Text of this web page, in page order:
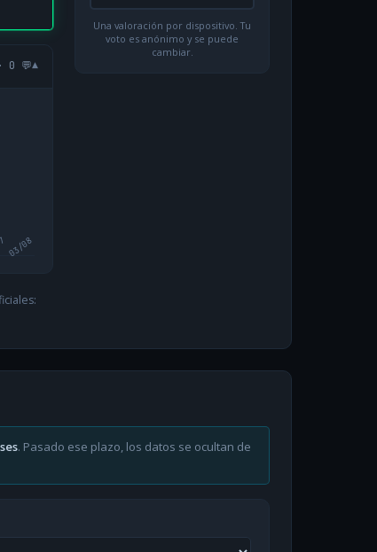
0 💬▾
03/08
Una valoración por dispositivo. Tu
voto es anónimo y se puede
cambiar.
. Pasado ese plazo, los datos se ocultan de